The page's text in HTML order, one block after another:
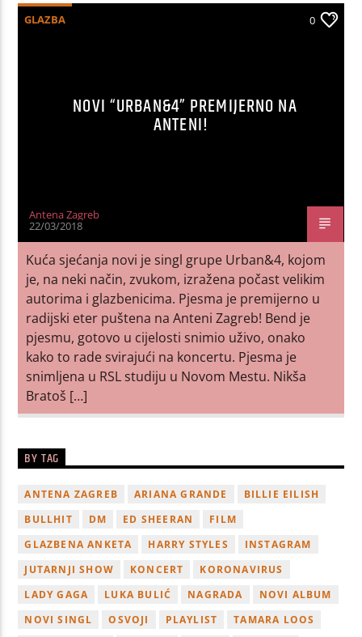
GLAZBA 0
NOVI “URBAN&4” PREMIJERNO NA
ANTENI!
Antena Zagreb
22/03/2018
Kuća sjećanja novi je singl grupe Urban&4, kojom
je, na neki način, zvukom, izražena počast velikim
autorima i glazbenicima. Pjesma je premijerno u
radijski eter puštena na Anteni Zagreb! Bend je
pjesmu, gotovo u cijelosti snimio uživo, onako
kako to rade svirajući na koncertu. Pjesma je
snimljena u RSL studiju u Novom Mestu. Nikša
Bratoš […]
BY TAG
ANTENA ZAGREB ARIANA GRANDE
BILLIE EILISH
BULLHIT
DM ED SHEERAN
FILM
GLAZBENA ANKETA
HARRY STYLES
INSTAGRAM
JUTARNJI SHOW
KONCERT
KORONAVIRUS
LADY GAGA
LUKA BULIĆ NAGRADA
NOVI ALBUM
NOVI SINGL
OSVOJI PLAYLIST TAMARA LOOS